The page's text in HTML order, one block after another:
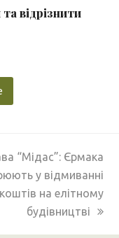
відрізнити
“Мідас”: Єрмака
у відмиванні
коштів на елітному
будівництві